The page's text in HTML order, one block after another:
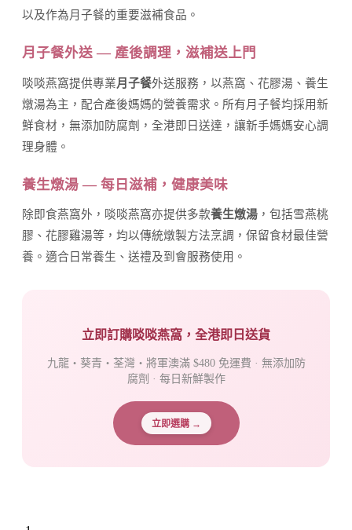
以及作為月子餐的重要滋補食品。
月子餐外送 — 產後調理，滋補送上門
啖啖燕窩提供專業月子餐外送服務，以燕窩、花膠湯、養生
燉湯為主，配合產後媽媽的營養需求。所有月子餐均採用新
鮮食材，無添加防腐劑，全港即日送達，讓新手媽媽安心調
理身體。
養生燉湯 — 每日滋補，健康美味
除即食燕窩外，啖啖燕窩亦提供多款養生燉湯 ，包括雪燕桃
膠、花膠雞湯等，均以傳統燉製方法烹調，保留食材最佳營
養。適合日常養生、送禮及到會服務使用。
立即訂購啖啖燕窩，全港即日送貨
九龍・葵青・荃灣・將軍澳滿 $480 免運費 · 無添加防
腐劑 · 每日新鮮製作
立即選購 →